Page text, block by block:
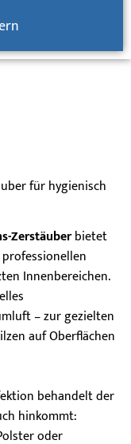
für hygienisch
Zerstäuberbietet
Innenbereichen.
– zur gezielten
auf Oberflächen
behandelt der
hinkommt:
oder